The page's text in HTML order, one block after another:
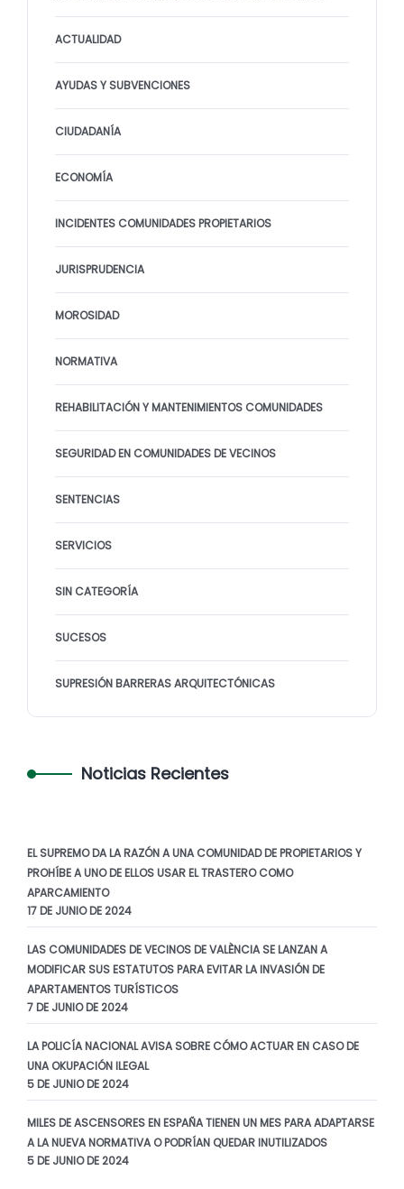
ACTUALIDAD
AYUDAS Y SUBVENCIONES
CIUDADANÍA
ECONOMÍA
INCIDENTES COMUNIDADES PROPIETARIOS
JURISPRUDENCIA
MOROSIDAD
NORMATIVA
REHABILITACIÓN Y MANTENIMIENTOS COMUNIDADES
SEGURIDAD EN COMUNIDADES DE VECINOS
SENTENCIAS
SERVICIOS
SIN CATEGORÍA
SUCESOS
SUPRESIÓN BARRERAS ARQUITECTÓNICAS
Noticias Recientes
EL SUPREMO DA LA RAZÓN A UNA COMUNIDAD DE PROPIETARIOS Y
PROHÍBE A UNO DE ELLOS USAR EL TRASTERO COMO
APARCAMIENTO
17 DE JUNIO DE 2024
LAS COMUNIDADES DE VECINOS DE VALÈNCIA SE LANZAN A
MODIFICAR SUS ESTATUTOS PARA EVITAR LA INVASIÓN DE
APARTAMENTOS TURÍSTICOS
7 DE JUNIO DE 2024
LA POLICÍA NACIONAL AVISA SOBRE CÓMO ACTUAR EN CASO DE
UNA OKUPACIÓN ILEGAL
5 DE JUNIO DE 2024
MILES DE ASCENSORES EN ESPAÑA TIENEN UN MES PARA ADAPTARSE
A LA NUEVA NORMATIVA O PODRÍAN QUEDAR INUTILIZADOS
5 DE JUNIO DE 2024